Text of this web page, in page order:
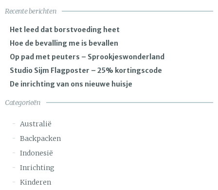
Recente berichten
Het leed dat borstvoeding heet
Hoe de bevalling me is bevallen
Op pad met peuters – Sprookjeswonderland
Studio Sijm Flagposter – 25% kortingscode
De inrichting van ons nieuwe huisje
Categorieën
Australië
Backpacken
Indonesië
Inrichting
Kinderen